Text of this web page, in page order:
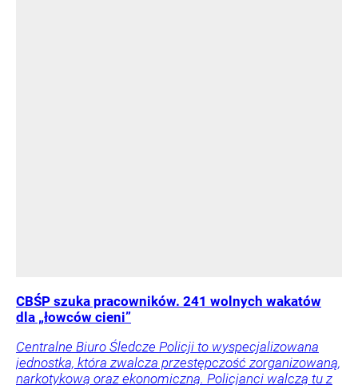
CBŚP szuka pracowników. 241 wolnych wakatów
dla „łowców cieni”
Centralne Biuro Śledcze Policji to wyspecjalizowana
jednostka, która zwalcza przestępczość zorganizowaną,
narkotykową oraz ekonomiczną. Policjanci walczą tu z